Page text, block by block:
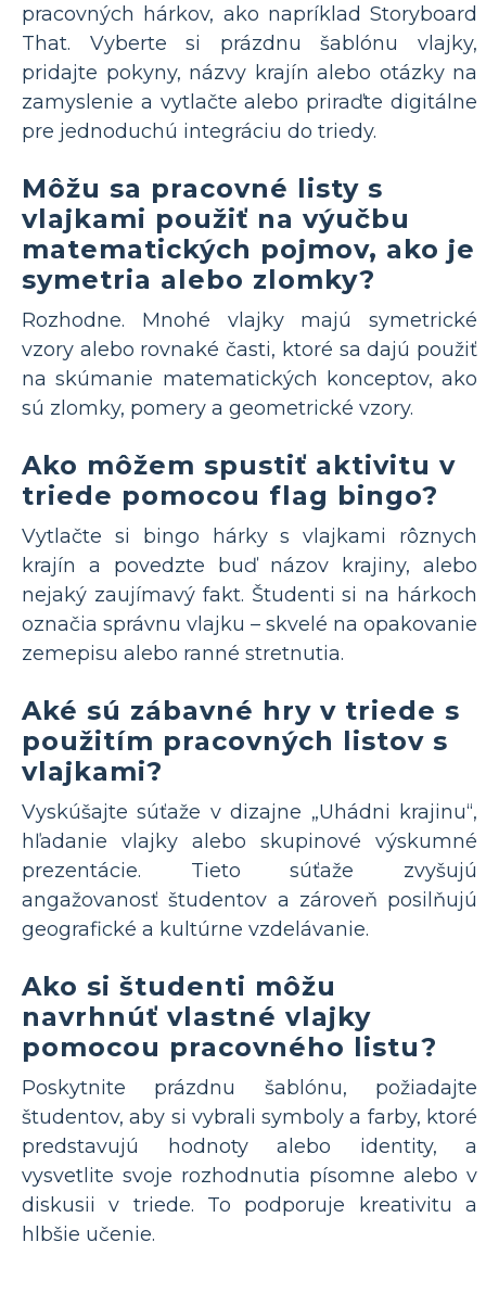
pracovných hárkov, ako napríklad Storyboard
That. Vyberte si prázdnu šablónu vlajky,
pridajte pokyny, názvy krajín alebo otázky na
zamyslenie a vytlačte alebo priraďte digitálne
pre jednoduchú integráciu do triedy.
Môžu sa pracovné listy s
vlajkami použiť na výučbu
matematických pojmov, ako je
symetria alebo zlomky?
Rozhodne. Mnohé vlajky majú symetrické
vzory alebo rovnaké časti, ktoré sa dajú použiť
na skúmanie matematických konceptov, ako
sú zlomky, pomery a geometrické vzory.
Ako môžem spustiť aktivitu v
triede pomocou flag bingo?
Vytlačte si bingo hárky s vlajkami rôznych
krajín a povedzte buď názov krajiny, alebo
nejaký zaujímavý fakt. Študenti si na hárkoch
označia správnu vlajku – skvelé na opakovanie
zemepisu alebo ranné stretnutia.
Aké sú zábavné hry v triede s
použitím pracovných listov s
vlajkami?
Vyskúšajte súťaže v dizajne „Uhádni krajinu“,
hľadanie vlajky alebo skupinové výskumné
prezentácie. Tieto súťaže zvyšujú
angažovanosť študentov a zároveň posilňujú
geografické a kultúrne vzdelávanie.
Ako si študenti môžu
navrhnúť vlastné vlajky
pomocou pracovného listu?
Poskytnite prázdnu šablónu, požiadajte
študentov, aby si vybrali symboly a farby, ktoré
predstavujú hodnoty alebo identity, a
vysvetlite svoje rozhodnutia písomne ​​alebo v
diskusii v triede. To podporuje kreativitu a
hlbšie učenie.